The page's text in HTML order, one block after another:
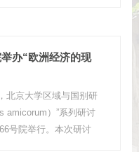
员会副主席亚历山大·
），主题
办“欧洲经济的现
北京大学区域与国别研
amicorum）”系列研讨
号院举行。本次研讨